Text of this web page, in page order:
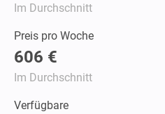
Im Durchschnitt
Preis pro Woche
606 €
Im Durchschnitt
Verfügbare